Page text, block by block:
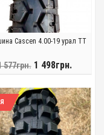
Cascen 4.00-19 урал TT
577грн. 1 498грн.